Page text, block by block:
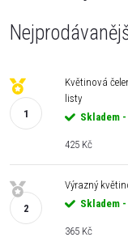
Květinová
listy
Skladem
425 Kč
Výrazný
Skladem
365 Kč